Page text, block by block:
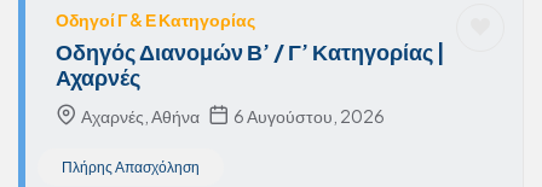
Οδηγοί Γ & Ε Κατηγορίας
Οδηγός Διανομών Β’ / Γ’ Κατηγορίας |
Αχαρνές
Αχαρνές, Αθήνα 6 Αυγούστου, 2026
Πλήρης Απασχόληση